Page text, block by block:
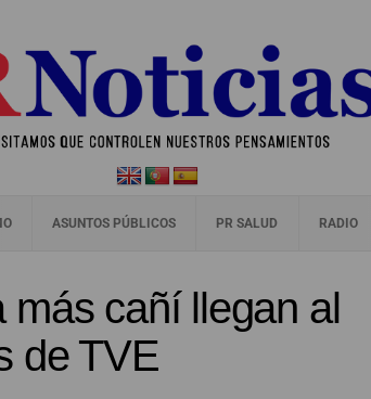
ASUNTOS PÚBLICOS PR SALUD RADIO
más cañí llegan al
de TVE